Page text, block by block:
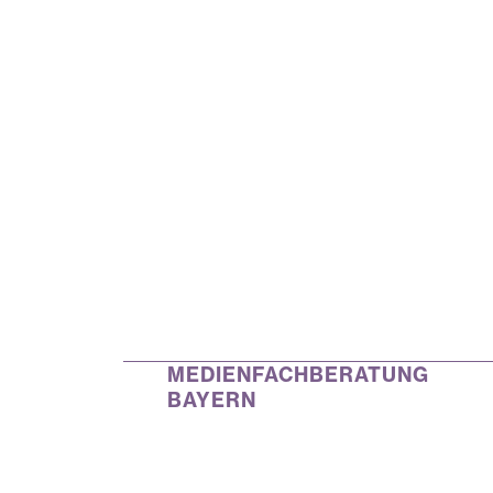
MEDIENFACHBERATUNG
BAYERN